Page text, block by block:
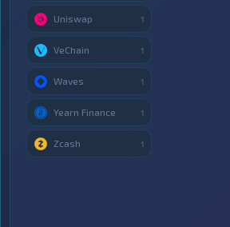
Uniswap 1
VeChain 1
Waves 1
Yearn Finance 1
Zcash 1